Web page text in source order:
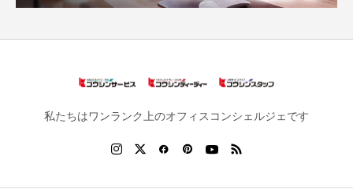
私たちはワンランク上のオフィスコンシェルジェです